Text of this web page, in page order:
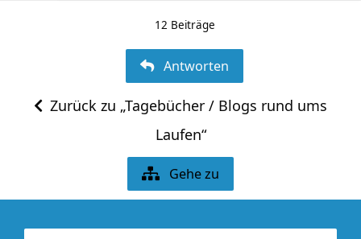
12 Beiträge
Antworten
Zurück zu „Tagebücher / Blogs rund ums
Laufen“
Gehe zu